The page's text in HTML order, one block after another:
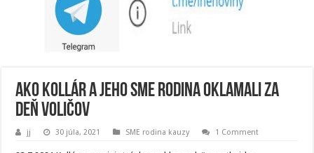
Ako Kollár a jeho SME rodina oklamali za
deň voličov
jj 30 júla, 2021 SME rodina kauzy 1 Comment